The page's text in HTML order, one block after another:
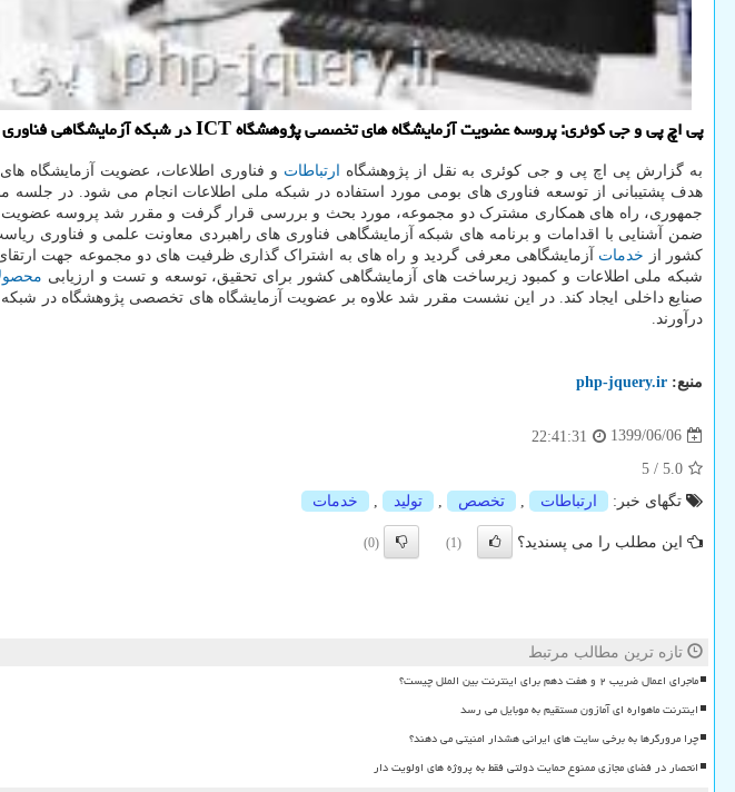
پی اچ پی و جی كوئری: پروسه عضویت آزمایشگاه های تخصصی پژوهشگاه ICT در شبكه آزمایشگاهی فناوری های راهبردی معاونت علمی و فناوری ریاست جمهوری شروع شد.
به گزارش پی اچ پی و جی کوئری به نقل از پژوهشگاه ارتباطات و فناوری اطلاعات، عضویت آزمایشگاه
جمهوری، راه های همکاری مشترک دو مجموعه، مورد بحث و بررسی قرار گرفت و مقرر شد پروسه عضویت
ضمن آشنایی با اقدامات و برنامه های شبکه آزمایشگاهی فناوری های راهبردی معاونت علمی و فناوری
کشور از خدمات
شبکه ملی اطلاعات و کمبود زیرساخت های آزمایشگاهی کشور برای تحقیق، توسعه و تست و ارزیابی
صنایع داخلی ایجاد کند. در این نشست مقرر شد علاوه بر عضویت آزمایشگاه های تخصصی پژوهشگاه در
درآورند.
منبع: php-jquery.ir
1399/06/06
22:41:31
5.0
/
5
تگهای خبر:
ارتباطات , تخصص , تولید , خدمات
این مطلب را می پسندید؟ (1)
(0)
تازه ترین مطالب مرتبط
ماجرای اعمال ضریب ۲ و هفت دهم برای اینترنت بین الملل چیست؟
اینترنت ماهواره ای آمازون مستقیم به موبایل می رسد
چرا مرورگرها به برخی سایت های ایرانی هشدار امنیتی می دهند؟
انحصار در فضای مجازی ممنوع حمایت دولتی فقط به پروژه های اولویت دار